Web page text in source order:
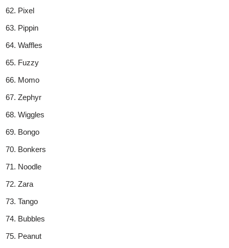
Pixel
Pippin
Waffles
Fuzzy
Momo
Zephyr
Wiggles
Bongo
Bonkers
Noodle
Zara
Tango
Bubbles
Peanut